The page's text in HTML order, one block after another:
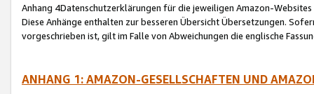
Anhang 4Datenschutzerklärungen für die jeweiligen Amazon-Websites
Diese Anhänge enthalten zur besseren Übersicht Übersetzungen.
vorgeschrieben ist, gilt im Falle von Abweichungen die englische
ANHANG 1: AMAZON-GESELLSCHAFTEN UND